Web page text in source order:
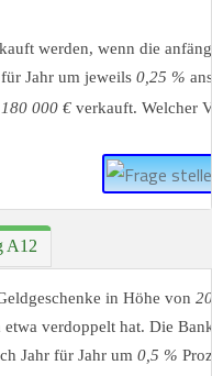
werden, wenn die
Jahr um jeweils 0,25 %
180 000 € verkauft. Welcher
A12
in Höhe von
etwa verdoppelt hat. Die
Jahr für Jahr um 0,5 %